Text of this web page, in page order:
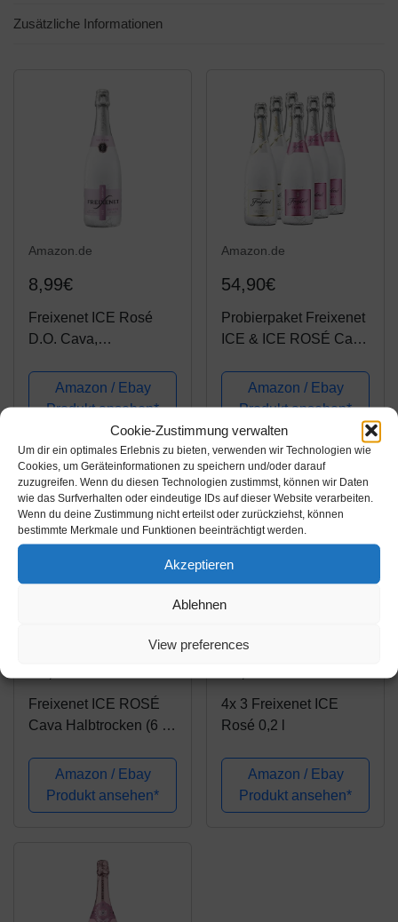
Cookie-Zustimmung verwalten
Um dir ein optimales Erlebnis zu bieten, verwenden wir Technologien wie
Cookies, um Geräteinformationen zu speichern und/oder darauf
zuzugreifen. Wenn du diesen Technologien zustimmst, können wir Daten
wie das Surfverhalten oder eindeutige IDs auf dieser Website verarbeiten.
Wenn du deine Zustimmung nicht erteilst oder zurückziehst, können
bestimmte Merkmale und Funktionen beeinträchtigt werden.
Akzeptieren
Ablehnen
View preferences
Zusätzliche Informationen
Amazon.de
8,99€
Freixenet ICE Rosé
D.O. Cava,
Alkohol (1 x 0,75 l
Flaschen) –
Sommergetränk aus
feinsten Rebsorten
Amazon / Ebay
Produkt ansehen*
Amazon.de
54,90€
Probierpaket Freixenet
ICE & ICE ROSÉ Cava
Amazon / Ebay
Produkt ansehen*
Freixenet ICE ROSÉ
Cava Halbtrocken (6 x
Amazon / Ebay
Produkt ansehen*
4x 3 Freixenet ICE
Rosé 0,2 l
Amazon / Ebay
Produkt ansehen*